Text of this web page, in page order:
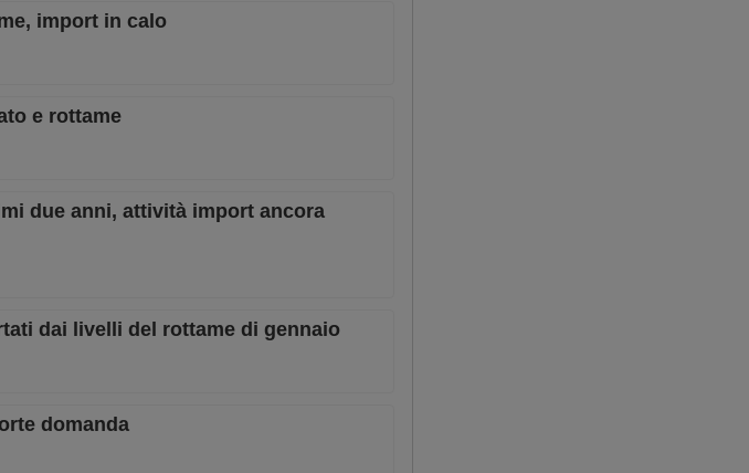
import in calo
e rottame
due anni, attività import ancora
dai livelli del rottame di gennaio
domanda